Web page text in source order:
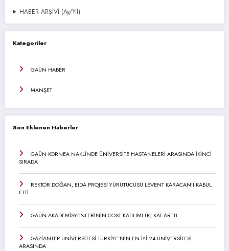
HABER ARŞİVİ (Ay/Yıl)
Kategoriler
GAÜN HABER
MANŞET
Son Eklenen Haberler
GAÜN KORNEA NAKLİNDE ÜNİVERSİTE HASTANELERİ ARASINDA İKİNCİ
SIRADA
REKTÖR DOĞAN, EIDA PROJESİ YÜRÜTÜCÜSÜ LEVENT KARACAN’I KABUL
ETTİ
GAÜN AKADEMİSYENLERİNİN COST KATILIMI ÜÇ KAT ARTTI
GAZİANTEP ÜNİVERSİTESİ TÜRKİYE’NİN EN İYİ 24 ÜNİVERSİTESİ
ARASINDA